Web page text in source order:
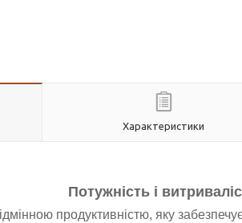
Характеристики
Потужність і
продуктивністю, яку